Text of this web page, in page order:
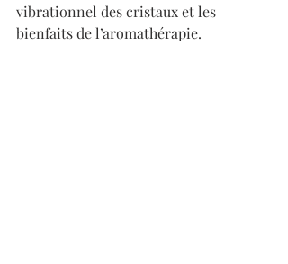
vibrationnel des cristaux et les
bienfaits de l’aromathérapie.